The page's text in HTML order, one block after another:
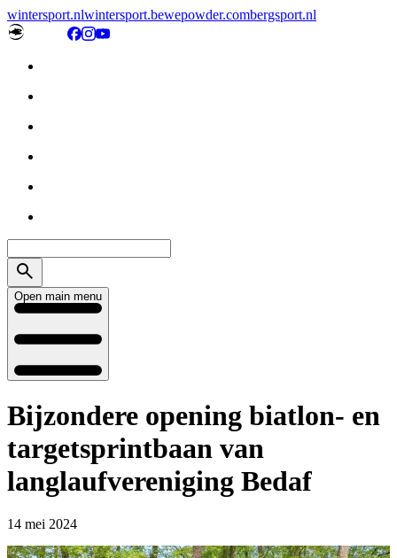
wintersport.nlwintersport.bewepowder.combergsport.nl
Open main menu
Bijzondere opening biatlon- en
targetsprintbaan van
langlaufvereniging Bedaf
14 mei 2024